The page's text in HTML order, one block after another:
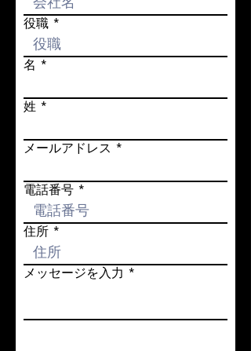
役職
名
姓
メールアドレス
電話番号
住所
メッセージを入力